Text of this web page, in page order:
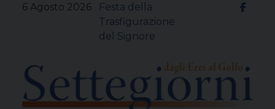
6 Agosto 2026
Festa della
Trasfigurazione
del Signore